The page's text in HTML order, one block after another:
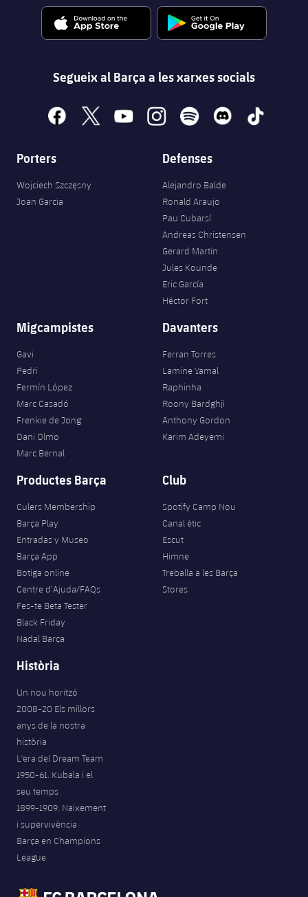
Segueix al Barça a les xarxes socials
facebook
x youtubeinstagramspotify discord tiktok
Porters
Wojciech Szczęsny
Joan Garcia
Defenses
Alejandro Balde
Ronald Araujo
Pau Cubarsí
Andreas Christensen
Gerard Martín
Jules Kounde
Eric García
Héctor Fort
Migcampistes
Gavi
Pedri
Fermín López
Marc Casadó
Frenkie de Jong
Dani Olmo
Marc Bernal
Davanters
Ferran Torres
Lamine Yamal
Raphinha
Roony Bardghji
Anthony Gordon
Karim Adeyemi
Productes Barça
Culers Membership
Barça Play
Entradas y Museo
Barça App
Botiga online
Centre d’Ajuda/FAQs
Fes-te Beta Tester
Black Friday
Nadal Barça
Club
Spotify Camp Nou
Canal ètic
Escut
Himne
Treballa a les Barça
Stores
Història
Un nou horitzó
2008-20 Els millors
anys de la nostra
història
L'era del Dream Team
1950-61. Kubala i el
seu temps
1899-1909. Naixement
i supervivència
Barça en Champions
League